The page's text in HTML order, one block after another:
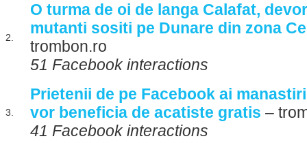
2.
O turma de oi de langa Calafat,
mutanti sositi pe Dunare din zona
trombon.ro
51 Facebook interactions
3.
Prietenii de pe Facebook ai
vor beneficia de acatiste gratis –
41 Facebook interactions